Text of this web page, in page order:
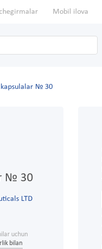
Mobil ilova
№ 30
№ 30
LTD
uchun
bilan